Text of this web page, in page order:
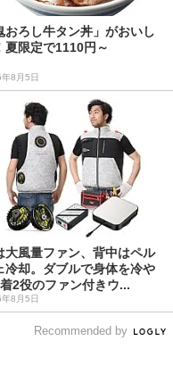
おろし牛タン丼」がおいし
夏限定で1110円～
8月5日
大風量ファン、背中はペル
冷却。ダブルで身体を冷や
2役のファン付きウ...
8月5日
Recommended by